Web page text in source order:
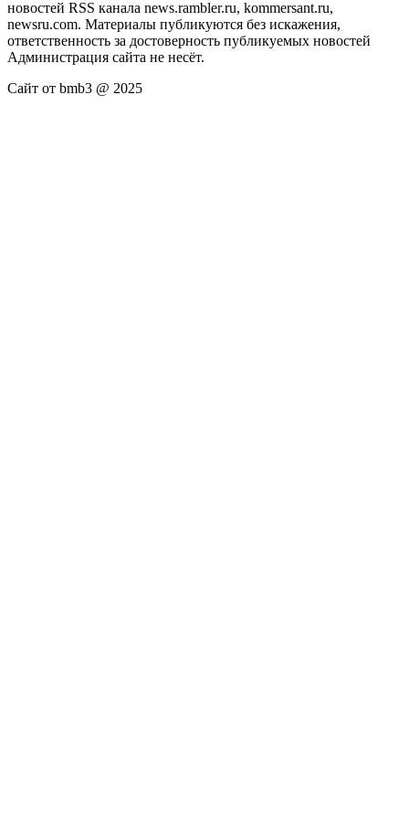
новостей RSS канала news.rambler.ru, kommersant.ru,
newsru.com. Материалы публикуются без искажения,
ответственность за достоверность публикуемых новостей
Администрация сайта не несёт.
Сайт от bmb3 @ 2025